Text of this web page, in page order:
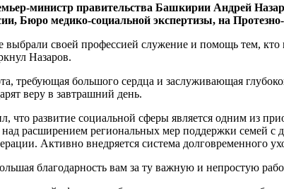
министр правительства Башкирии Андрей
Бюро медико-социальной экспертизы, на
выбрали своей профессией служение и помощь тем,
Назаров.
требующая большого сердца и заслуживающая
веру в завтрашний день.
что развитие социальной сферы является одним из
над расширением региональных мер поддержки семей
Активно внедряется система долговременного
благодарность вам за ту важную и непростую